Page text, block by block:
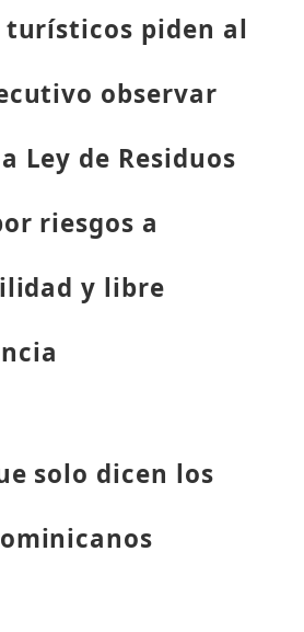
turísticos piden al
observar
Ley de Residuos
riesgos a
y libre
solo dicen los